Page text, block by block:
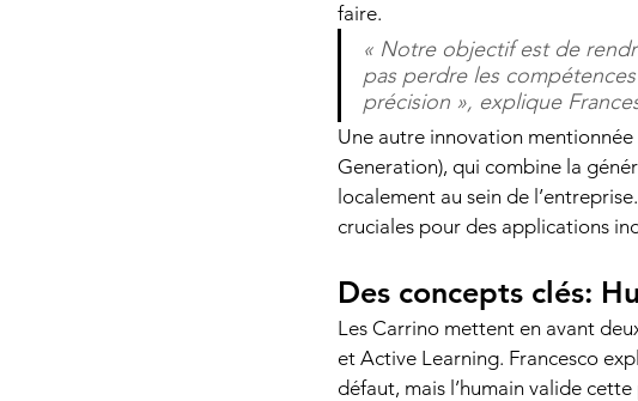
faire.
« Notre objectif est de
pas perdre les
précision », explique
Une autre innovation
Generation), qui combine la
localement au sein de
cruciales pour des applications
Des concepts clés:
Les Carrino mettent en avant
et Active Learning. Francesco
défaut, mais l’humain valide